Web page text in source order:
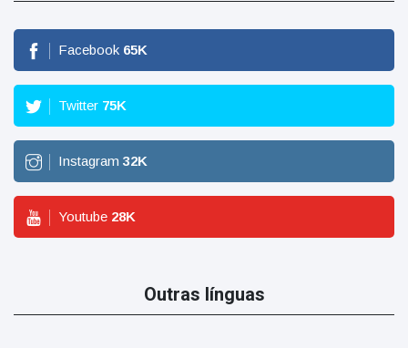
Facebook 65K
Twitter 75K
Instagram 32K
Youtube 28K
Outras línguas